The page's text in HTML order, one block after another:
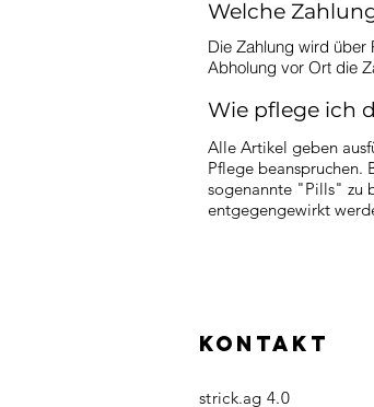
Welche
Die Zahlung wird über
Abholung vor Ort die
Wie pflege ich
Alle Artikel geben
Pflege beanspruchen.
sogenannte "Pills" zu
entgegengewirkt
KONTAKT
strick.ag 4.0